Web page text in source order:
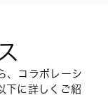
、コラボレーシ
下に詳しくご紹